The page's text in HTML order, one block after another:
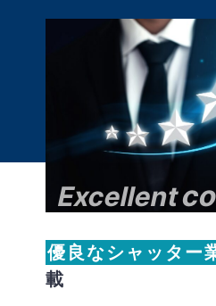
優良なシャッター
載
Excellent